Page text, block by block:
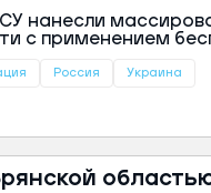
нанесли
с применением
ранены не
Россия Украина